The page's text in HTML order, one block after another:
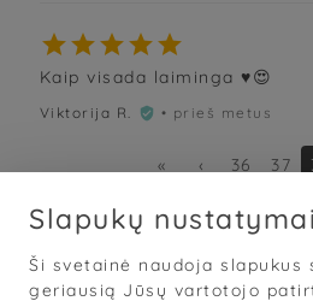

Kaip visada laiminga ♥️😍
Viktorija R.  • prieš metus
« ‹ 36 37
Slapukų nustatymai
Ši svetainė naudoja
geriausią Jūsų vartotojo
Sąlygos ·